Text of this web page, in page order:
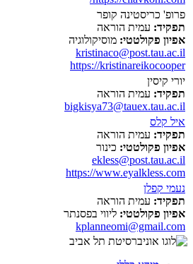
פרופ' כריסטינה קופר
תפקיד: עמית הוראה
אפיון פקולטטי: מוסיקולוגיה
kristinaco@post.tau.ac.il
https://kristinareikocooper
יורי קיסין
תפקיד: עמית הוראה
bigkisya73@tauex.tau.ac.il
איל קלס
תפקיד: עמית הוראה
אפיון פקולטטי: כינור
ekless@post.tau.ac.il
https://www.eyalkless.com
נעמי קפלן
תפקיד: עמית הוראה
אפיון פקולטטי: ליווי בפסנתר
kplanneomi@gmail.com